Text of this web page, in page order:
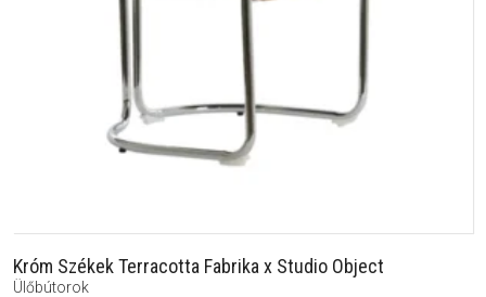
Króm Székek Terracotta Fabrika x Studio Object
Ülőbútorok